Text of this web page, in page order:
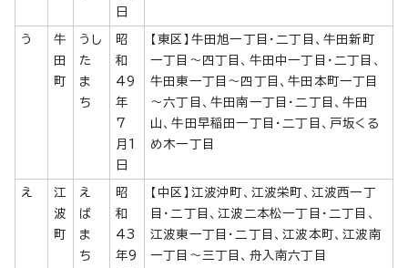
日
う
牛
田
町
うし
た
ま
ち
昭
和
49
年
7
月1
日
【東区】牛田旭一丁目・二丁目、牛田新町
一丁目～四丁目、牛田中一丁目・二丁目、
牛田東一丁目～四丁目、牛田本町一丁目
～六丁目、牛田南一丁目・二丁目、牛田
山、牛田早稲田一丁目・二丁目、戸坂くる
め木一丁目
え
江
波
町
え
ば
ま
ち
昭
和
43
年9
【中区】江波沖町、江波栄町、江波西一丁
目・二丁目、江波二本松一丁目・二丁目、
江波東一丁目・二丁目、江波本町、江波南
一丁目～三丁目、舟入南六丁目